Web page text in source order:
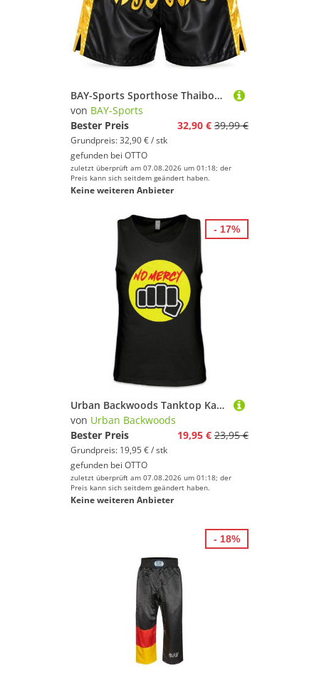
BAY-Sports Sporthose Thaiboxhose REMY Muay Thai Hose Shorts Thaiboxen MMA kurz Kickboxen kurze, leichte, locker sitzende Trainingshose, Schwarz/Gold
von BAY-Sports
Bester Preis
32,90 € 39,99 €
Grundpreis: 32,90 € / stk
gefunden bei OTTO
zuletzt überprüft am 07.08.2026 um 01:18; der
Preis kann sich seitdem geändert haben.
Keine weiteren Anbieter
Urban Backwoods Tanktop Karate No Mercy Ärmelloses T-Shirt Kid Tournament Turnier Logo Sign Martial Arts Kampfkunst Cobra
von Urban Backwoods
Bester Preis
19,95 € 23,95 €
Grundpreis: 19,95 € / stk
gefunden bei OTTO
zuletzt überprüft am 07.08.2026 um 01:18; der
Preis kann sich seitdem geändert haben.
Keine weiteren Anbieter
- 17%
- 18%